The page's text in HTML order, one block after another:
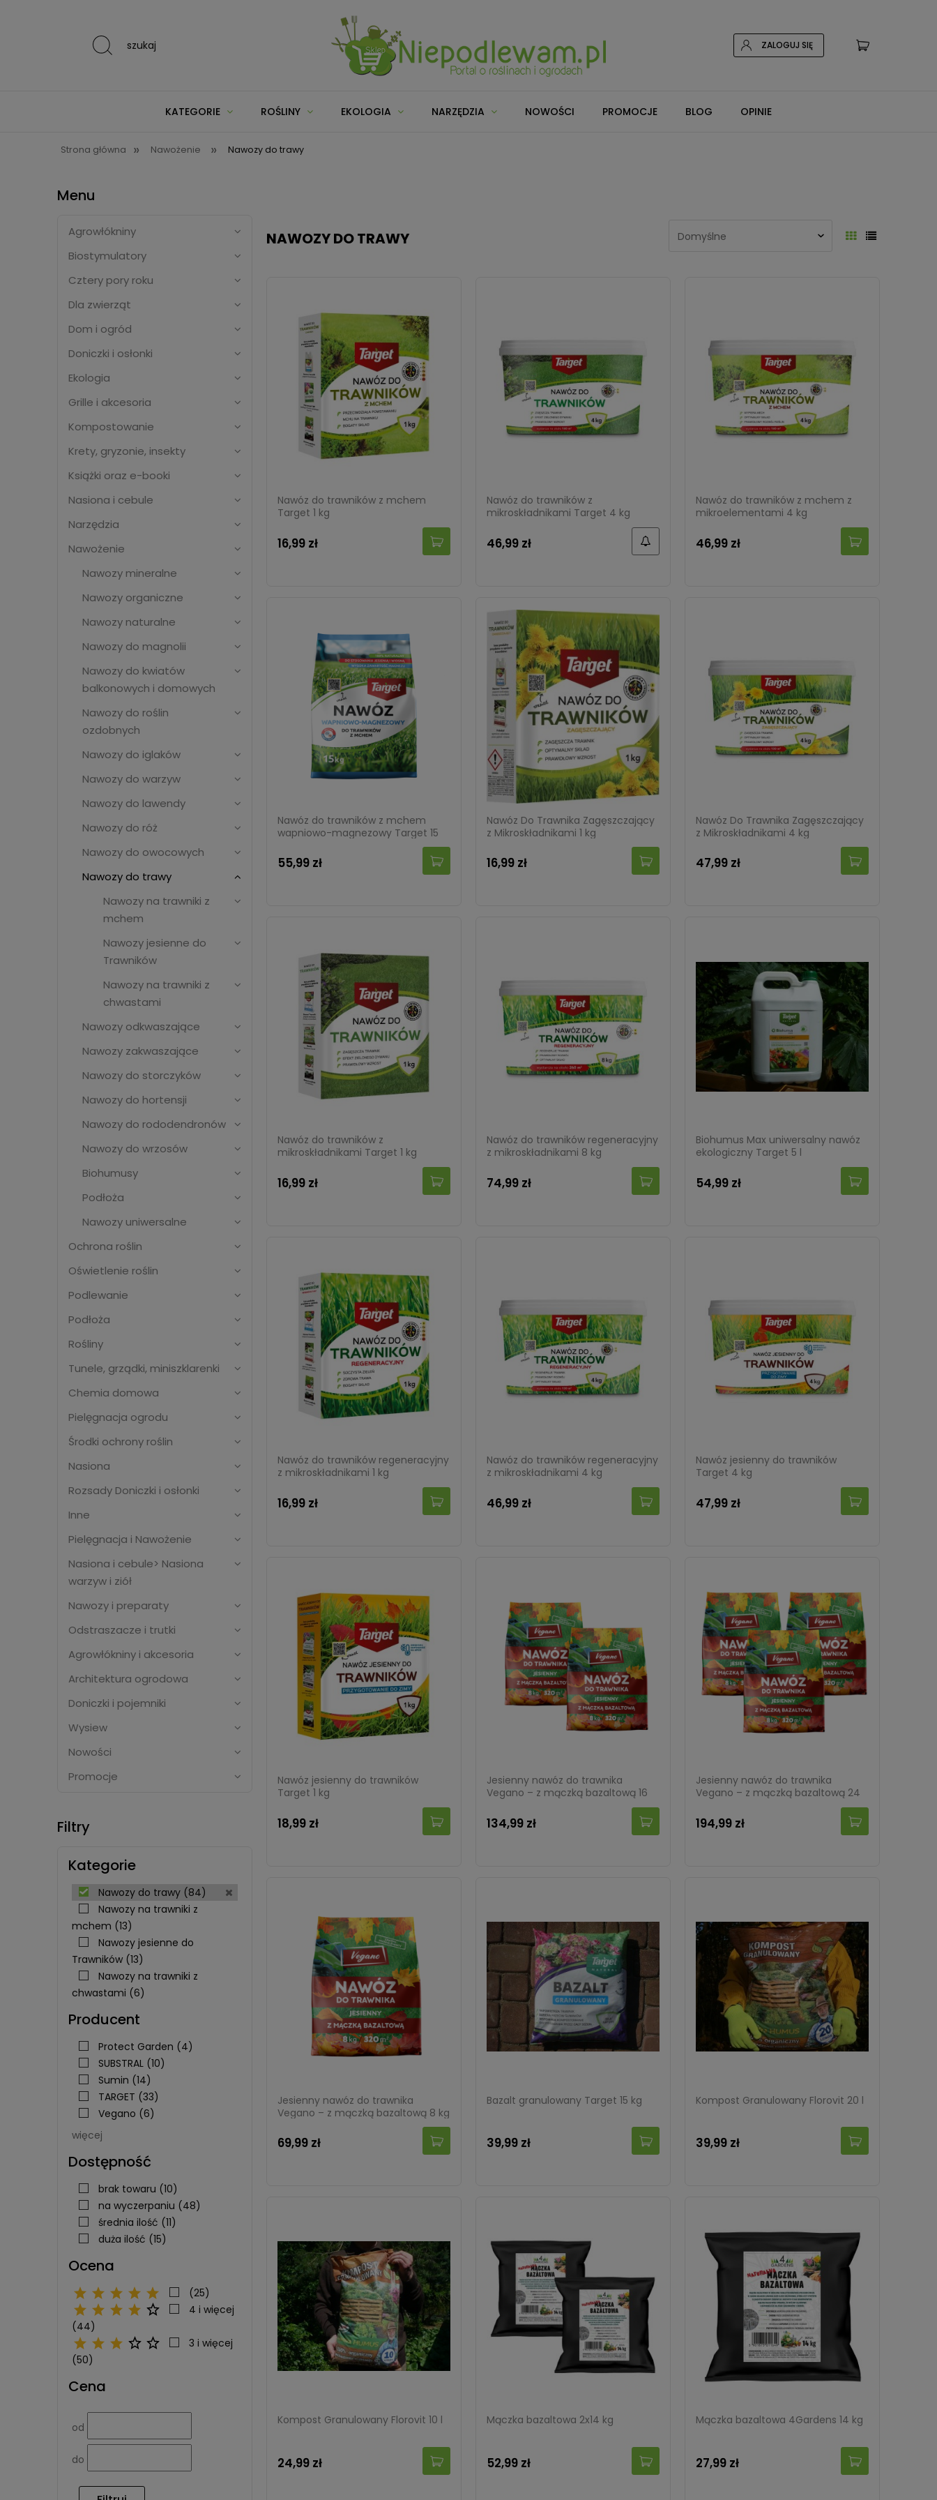
szukaj ZALOGUJ SIĘ
KATEGORIE ROŚLINY EKOLOGIA NARZĘDZIA NOWOŚCI PROMOCJE BLOG OPINIE
Strona główna » Nawożenie » Nawozy do trawy
Menu
Agrowłókniny
Biostymulatory
Cztery pory roku
Dla zwierząt
Dom i ogród
Doniczki i osłonki
Ekologia
Grille i akcesoria
Kompostowanie
Krety, gryzonie, insekty
Książki oraz e-booki
Nasiona i cebule
Narzędzia
Nawożenie
Nawozy mineralne
Nawozy organiczne
Nawozy naturalne
Nawozy do magnolii
Nawozy do kwiatów
balkonowych i domowych
Nawozy do roślin
ozdobnych
Nawozy do iglaków
Nawozy do warzyw
Nawozy do lawendy
Nawozy do róż
Nawozy do owocowych
Nawozy do trawy
Nawozy na trawniki z
mchem
Nawozy jesienne do
Trawników
Nawozy na trawniki z
chwastami
Nawozy odkwaszające
Nawozy zakwaszające
Nawozy do storczyków
Nawozy do hortensji
Nawozy do rododendronów
Nawozy do wrzosów
Biohumusy
Podłoża
Nawozy uniwersalne
Ochrona roślin
Oświetlenie roślin
Podlewanie
Podłoża
Rośliny
Tunele, grządki, miniszklarenki
Chemia domowa
Pielęgnacja ogrodu
Środki ochrony roślin
Nasiona
Rozsady Doniczki i osłonki
Inne
Pielęgnacja i Nawożenie
Nasiona i cebule> Nasiona
warzyw i ziół
Nawozy i preparaty
Odstraszacze i trutki
Agrowłókniny i akcesoria
Architektura ogrodowa
Doniczki i pojemniki
Wysiew
Nowości
Promocje
Filtry
Kategorie
Nawozy do trawy (84)
Nawozy na trawniki z
mchem (13)
Nawozy jesienne do
Trawników (13)
Nawozy na trawniki z
chwastami (6)
Producent
Protect Garden (4)
SUBSTRAL (10)
Sumin (14)
TARGET (33)
Vegano (6)
więcej
Dostępność
brak towaru (10)
na wyczerpaniu (48)
średnia ilość (11)
duża ilość (15)
Ocena
(25)
4 i więcej
(44)
3 i więcej
(50)
Cena
od
do
NAWOZY DO TRAWY
Nawóz do trawników z mchem
Target 1 kg
16,99 zł
Nawóz do trawników z
mikroskładnikami Target 4 kg
46,99 zł
Nawóz do trawników z mchem z
mikroelementami 4 kg
46,99 zł
Nawóz do trawników z mchem
wapniowo-magnezowy Target 15
55,99 zł
Nawóz Do Trawnika Zagęszczający
z Mikroskładnikami 1 kg
16,99 zł
Nawóz Do Trawnika Zagęszczający
z Mikroskładnikami 4 kg
47,99 zł
Nawóz do trawników z
mikroskładnikami Target 1 kg
16,99 zł
Nawóz do trawników regeneracyjny
z mikroskładnikami 8 kg
74,99 zł
Biohumus Max uniwersalny nawóz
ekologiczny Target 5 l
54,99 zł
Nawóz do trawników regeneracyjny
z mikroskładnikami 1 kg
16,99 zł
Nawóz do trawników regeneracyjny
z mikroskładnikami 4 kg
46,99 zł
Nawóz jesienny do trawników
Target 4 kg
47,99 zł
Nawóz jesienny do trawników
Target 1 kg
18,99 zł
Jesienny nawóz do trawnika
Vegano – z mączką bazaltową 16
134,99 zł
Jesienny nawóz do trawnika
Vegano – z mączką bazaltową 24
194,99 zł
Jesienny nawóz do trawnika
Vegano – z mączką bazaltową 8 kg
69,99 zł
Bazalt granulowany Target 15 kg
39,99 zł
Kompost Granulowany Florovit 20 l
39,99 zł
Kompost Granulowany Florovit 10 l
24,99 zł
Mączka bazaltowa 2x14 kg
52,99 zł
Mączka bazaltowa 4Gardens 14 kg
27,99 zł